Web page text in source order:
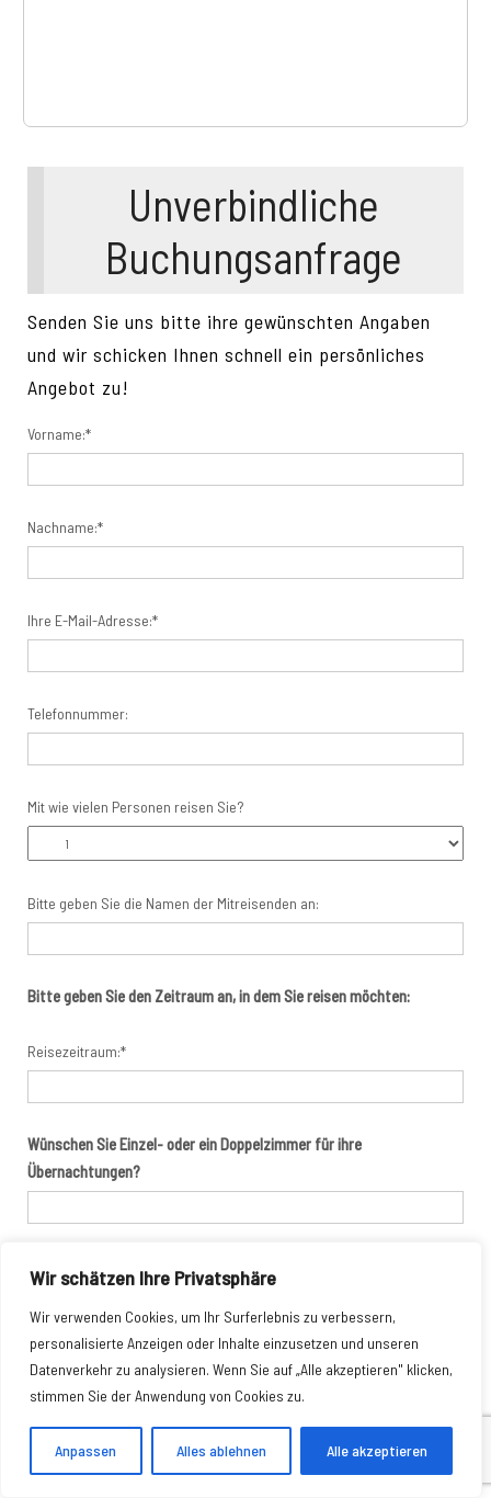
Wir schätzen Ihre Privatsphäre
Wir verwenden Cookies, um Ihr Surferlebnis zu verbessern,
personalisierte Anzeigen oder Inhalte einzusetzen und unseren
Datenverkehr zu analysieren. Wenn Sie auf „Alle akzeptieren" klicken,
stimmen Sie der Anwendung von Cookies zu.
Anpassen Alles ablehnen Alle akzeptieren
Unverbindliche
Buchungsanfrage
Senden Sie uns bitte ihre gewünschten Angaben
und wir schicken Ihnen schnell ein persönliches
Angebot zu!
Vorname:*
Nachname:*
Ihre E-Mail-Adresse:*
Telefonnummer:
Mit wie vielen Personen reisen Sie?
Bitte geben Sie die Namen der Mitreisenden an:
Bitte geben Sie den Zeitraum an, in dem Sie reisen möchten:
Reisezeitraum:*
Wünschen Sie Einzel- oder ein Doppelzimmer für ihre
Übernachtungen?
Welchen Block/Blöcke möchten sie bereisen?
Wünschen Sie Frühstück an allen Wandertagen?
Kommen Sie in Santiago an und wünschen dort einen